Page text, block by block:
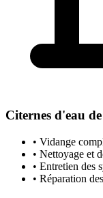
Citernes d'eau
• Vidange
• Nettoyage et
• Entretien des
• Réparation